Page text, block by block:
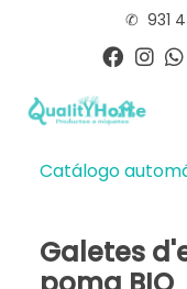
✆ 931
Catálogo
Galetes